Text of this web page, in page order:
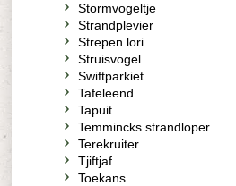
Stormvogeltje
Strandplevier
Strepen lori
Struisvogel
Swiftparkiet
Tafeleend
Tapuit
Temmincks strandloper
Terekruiter
Tjiftjaf
Toekans